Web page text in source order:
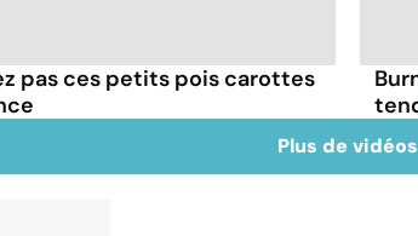
pas ces petits pois carottes
Plus de vidéos